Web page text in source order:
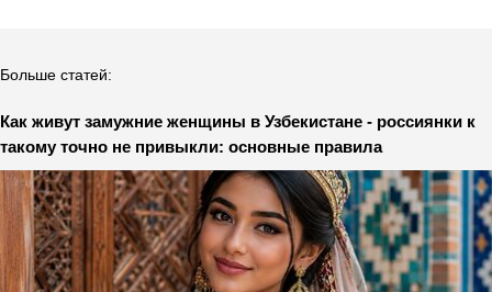
Больше статей:
Как живут замужние женщины в Узбекистане - россиянки к
такому точно не привыкли: основные правила